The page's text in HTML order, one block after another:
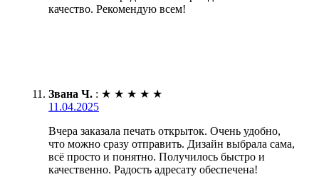
качество. Рекомендую всем!
Звана Ч. : ★ ★ ★ ★ ★
11.04.2025
Вчера заказала печать открыток. Очень удобно,
что можно сразу отправить. Дизайн выбрала сама,
всё просто и понятно. Получилось быстро и
качественно. Радость адресату обеспечена!